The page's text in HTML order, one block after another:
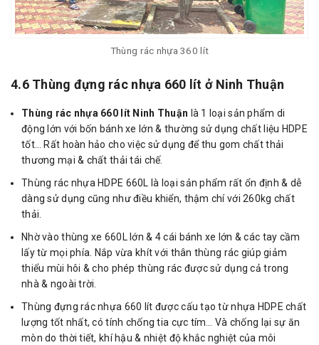
Thùng rác nhựa 360 lít
4.6 Thùng đựng rác nhựa 660 lít ở Ninh Thuận
Thùng rác nhựa 660 lít Ninh Thuận là 1 loại sản phẩm di
động lớn với bốn bánh xe lớn & thường sử dụng chất liệu HDPE
tốt… Rất hoàn hảo cho việc sử dụng để thu gom chất thải
thương mại & chất thải tái chế.
Thùng rác nhựa HDPE 660L là loại sản phẩm rất ổn định & dễ
dàng sử dụng cũng như điều khiển, thậm chí với 260kg chất
thải.
Nhờ vào thùng xe 660L lớn & 4 cái bánh xe lớn & các tay cầm
lấy từ mọi phía. Nắp vừa khít với thân thùng rác giúp giảm
thiểu mùi hôi & cho phép thùng rác được sử dụng cả trong
nhà & ngoài trời.
Thùng đựng rác nhựa 660 lít được cấu tạo từ nhựa HDPE chất
lượng tốt nhất, có tính chống tia cực tím… Và chống lại sự ăn
mòn do thời tiết, khí hậu & nhiệt độ khắc nghiệt của môi